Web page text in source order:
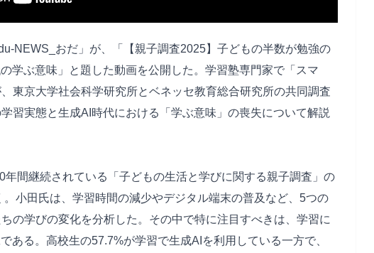
NEWS_おだ」が、「【親子調査2025】子どもの半数が勉強の
学ぶ意味」と題した動画を公開した。学習塾専門家で「スマ
東京大学社会科学研究所とベネッセ教育総合研究所の共同調査
習実態と生成AI時代における「学ぶ意味」の喪失について解説
年間継続されている「子どもの生活と学びに関する親子調査」の
小田氏は、学習時間の減少やデジタル端末の普及など、5つの
の学びの変化を分析した。その中で特に注目すべきは、学習に
ある。高校生の57.7%が学習で生成AIを利用している一方で、